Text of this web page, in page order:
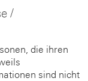
/
die ihren
sind nicht